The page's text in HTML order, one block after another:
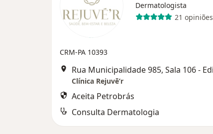
Dermatologista
21 opiniões
CRM-PA 10393
Clínica Rejuvē’r
Aceita Petrobrás
Consulta Dermatologia